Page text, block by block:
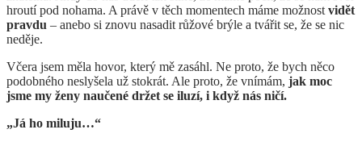
hroutí pod nohama. A právě v těch momentech máme možnost vidět
pravdu – anebo si znovu nasadit růžové brýle a tvářit se, že se nic
neděje.
Včera jsem měla hovor, který mě zasáhl. Ne proto, že bych něco
podobného neslyšela už stokrát. Ale proto, že vnímám, jak moc
jsme my ženy naučené držet se iluzí, i když nás ničí.
„Já ho miluju…“